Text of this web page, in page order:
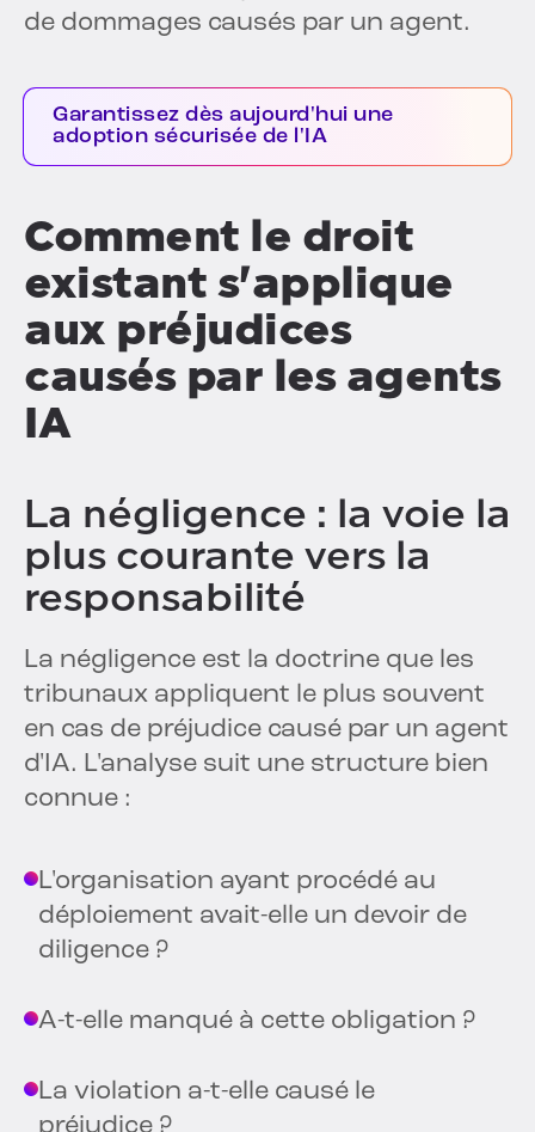
de dommages causés par un agent.
Garantissez dès aujourd'hui une
adoption sécurisée de l'IA
Comment le droit
existant s'applique
aux préjudices
causés par les agents
IA
La négligence : la voie la
plus courante vers la
responsabilité
La négligence est la doctrine que les
tribunaux appliquent le plus souvent
en cas de préjudice causé par un agent
d'IA. L'analyse suit une structure bien
connue :
L'organisation ayant procédé au
déploiement avait-elle un devoir de
diligence ?
A-t-elle manqué à cette obligation ?
La violation a-t-elle causé le